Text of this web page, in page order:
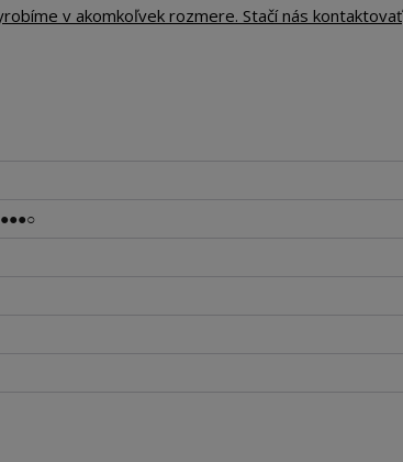
v akomkoľvek rozmere. Stačí nás kontaktovať